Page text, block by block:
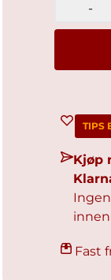
-
TIPS
Kjøp
Fast